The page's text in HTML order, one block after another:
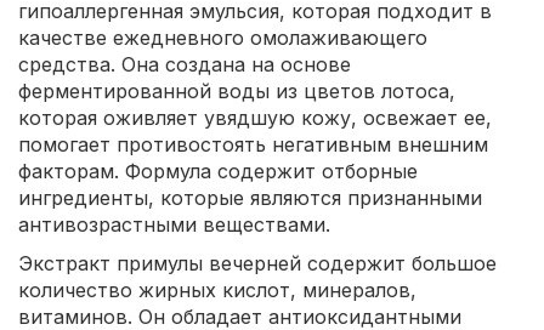
гипоаллергенная эмульсия, которая подходит в
качестве ежедневного омолаживающего
средства. Она создана на основе
ферментированной воды из цветов лотоса,
которая оживляет увядшую кожу, освежает ее,
помогает противостоять негативным внешним
факторам. Формула содержит отборные
ингредиенты, которые являются признанными
антивозрастными веществами.
Экстракт примулы вечерней содержит большое
количество жирных кислот, минералов,
витаминов. Он обладает антиоксидантными